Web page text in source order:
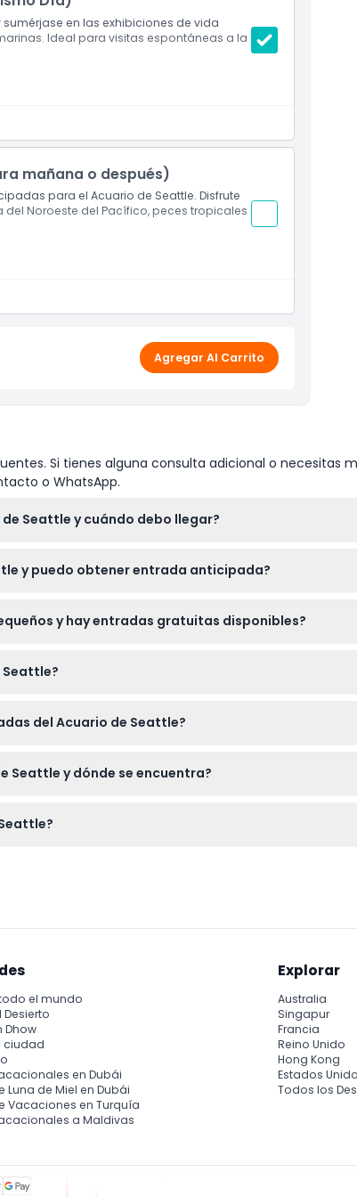
en las exhibiciones de vida
Ideal para visitas espontáneas a la
mañana o después)
para el Acuario de Seattle. Disfrute
Noroeste del Pacífico, peces tropicales
Agregar Al Carrito
Si tienes alguna consulta adicional o necesitas
o WhatsApp.
Seattle y cuándo debo llegar?
— por favor confirme al momento de la
y puedo obtener entrada anticipada?
para evitar perder su horario.
y hay entradas gratuitas disponibles?
Seattle?
incluidas, pero hay opciones cercanas.
del Acuario de Seattle?
Seattle y dónde se encuentra?
el mundo
Desierto
Dhow
ciudad
en Dubái
Luna de Miel en Dubái
Vacaciones en Turquía
a Maldivas
Explorar
Australia
Singapur
Francia
Reino Unido
Hong Kong
Estados
Todos los